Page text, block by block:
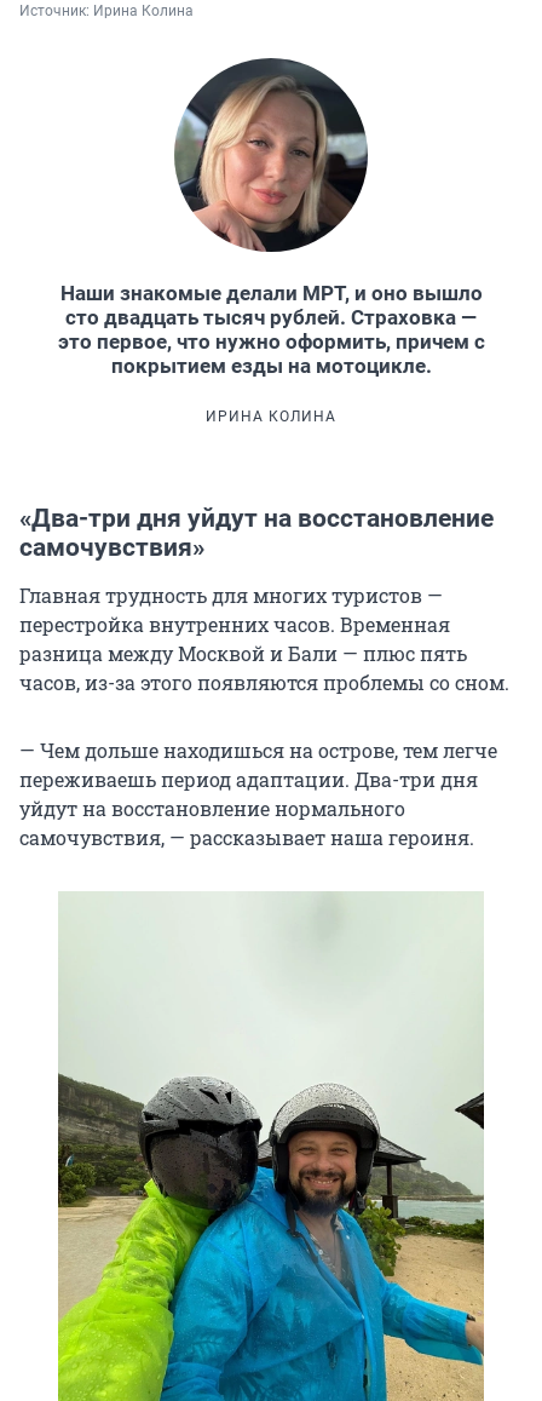
Источник: Ирина Колина
Наши знакомые делали МРТ, и оно вышло
сто двадцать тысяч рублей. Страховка —
это первое, что нужно оформить, причем с
покрытием езды на мотоцикле.
ИРИНА КОЛИНА
«Два-три дня уйдут на восстановление
самочувствия»
Главная трудность для многих туристов —
перестройка внутренних часов. Временная
разница между Москвой и Бали — плюс пять
часов, из-за этого появляются проблемы со сном.
— Чем дольше находишься на острове, тем легче
переживаешь период адаптации. Два-три дня
уйдут на восстановление нормального
самочувствия, — рассказывает наша героиня.